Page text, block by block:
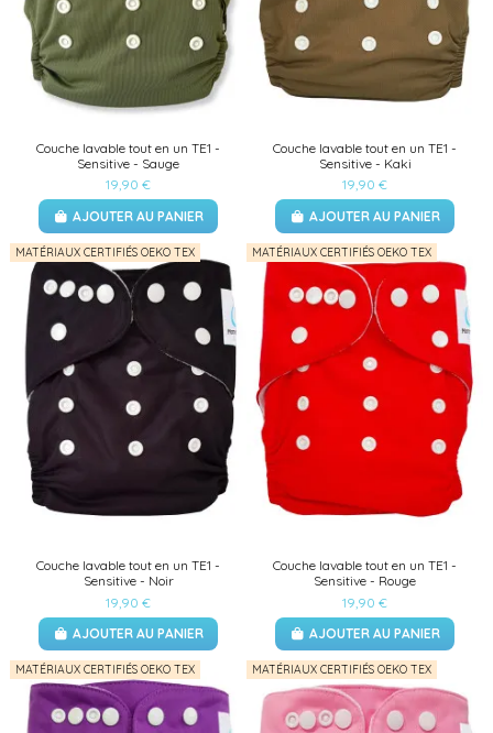
Couche lavable tout en un TE1 -
Sensitive - Sauge
19,90 €
AJOUTER AU PANIER
Couche lavable tout en un TE1 -
Sensitive - Kaki
19,90 €
AJOUTER AU PANIER
MATÉRIAUX CERTIFIÉS OEKO TEX
Couche lavable tout en un TE1 -
Sensitive - Noir
19,90 €
AJOUTER AU PANIER
MATÉRIAUX CERTIFIÉS OEKO TEX
Couche lavable tout en un TE1 -
Sensitive - Rouge
19,90 €
AJOUTER AU PANIER
MATÉRIAUX CERTIFIÉS OEKO TEX MATÉRIAUX CERTIFIÉS OEKO TEX